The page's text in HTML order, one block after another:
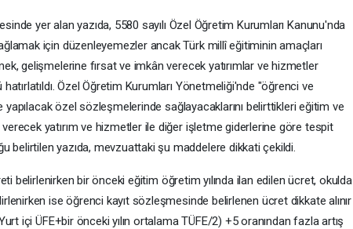
yer alan yazıda, 5580 sayılı Özel Öğretim Kurumları Kanunu'nda
için düzenleyemezler ancak Türk millî eğitiminin amaçları
gelişmelerine fırsat ve imkân verecek yatırımlar ve hizmetler
Özel Öğretim Kurumları Yönetmeliği'nde "öğrenci ve
özel sözleşmelerinde sağlayacaklarını belirttikleri eğitim ve
yatırım ve hizmetler ile diğer işletme giderlerine göre tespit
belirtilen yazıda, mevzuattaki şu maddelere dikkati çekildi.
belirlenirken bir önceki eğitim öğretim yılında ilan edilen ücret, okulda
ise öğrenci kayıt sözleşmesinde belirlenen ücret dikkate alınır
içi ÜFE+bir önceki yılın ortalama TÜFE/2) +5 oranından fazla artış